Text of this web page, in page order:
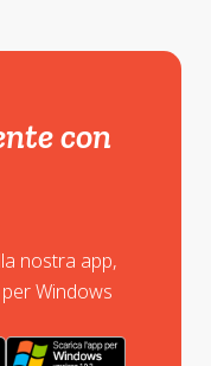
con
nostra app,
Windows